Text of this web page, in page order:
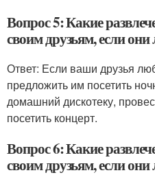
Вопрос 5: Какие
своим друзьям, если
Ответ: Если ваши друзья
предложить им посетить
домашний дискотеку,
посетить концерт.
Вопрос 6: Какие
своим друзьям, если